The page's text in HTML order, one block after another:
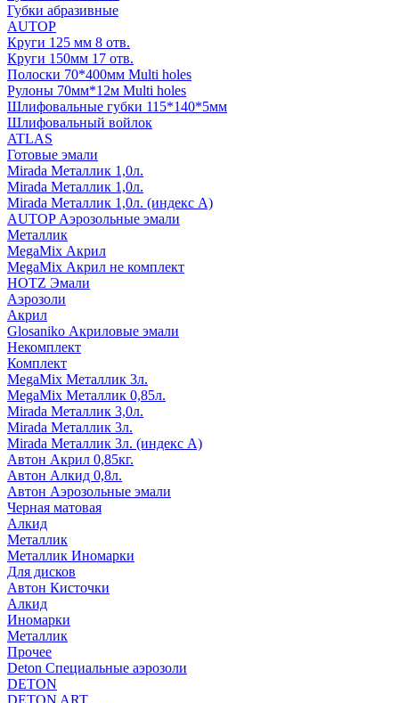
Губки абразивные
AUTOP
Круги 125 мм 8 отв.
Круги 150мм 17 отв.
Полоски 70*400мм Multi holes
Рулоны 70мм*12м Multi holes
Шлифовальные губки 115*140*5мм
Шлифовальный войлок
ATLAS
Готовые эмали
Mirada Металлик 1,0л.
Mirada Металлик 1,0л.
Mirada Металлик 1,0л. (индекс А)
AUTOP Аэрозольные эмали
Металлик
MegaMix Акрил
MegaMix Акрил не комплект
HOTZ Эмали
Аэрозоли
Акрил
Glosaniko Акриловые эмали
Некомплект
Комплект
MegaMix Металлик 3л.
MegaMix Металлик 0,85л.
Mirada Металлик 3,0л.
Mirada Металлик 3л.
Mirada Металлик 3л. (индекс А)
Автон Акрил 0,85кг.
Автон Алкид 0,8л.
Автон Аэрозольные эмали
Черная матовая
Алкид
Металлик
Металлик Иномарки
Для дисков
Автон Кисточки
Алкид
Иномарки
Металлик
Прочее
Deton Специальные аэрозоли
DETON
DETON ART